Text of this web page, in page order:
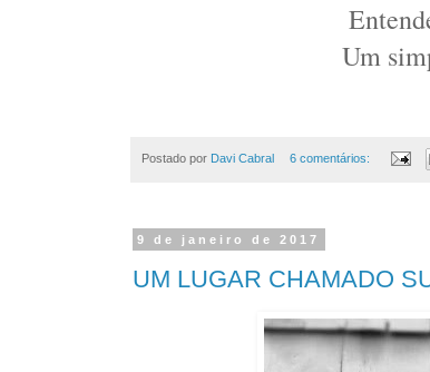
Um
Postado por Davi Cabral 6 comentários:
9 de janeiro de 2017
UM LUGAR CHAMADO